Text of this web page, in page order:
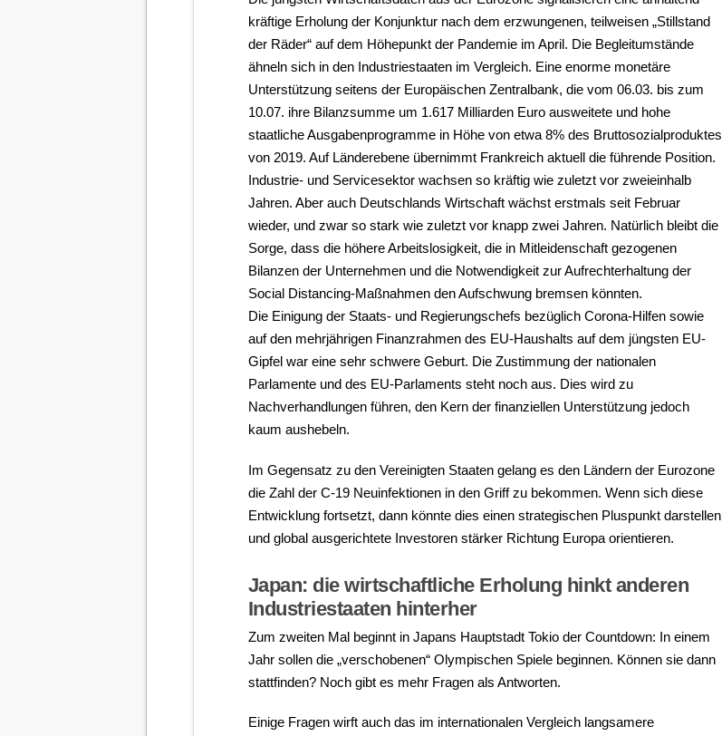
kräftige Erholung der Konjunktur nach dem erzwungenen, teilweisen „Stillstand
der Räder“ auf dem Höhepunkt der Pandemie im April. Die Begleitumstände
ähneln sich in den Industriestaaten im Vergleich. Eine enorme monetäre
Unterstützung seitens der Europäischen Zentralbank, die vom 06.03. bis zum
10.07. ihre Bilanzsumme um 1.617 Milliarden Euro ausweitete und hohe
staatliche Ausgabenprogramme in Höhe von etwa 8% des Bruttosozialproduktes
von 2019. Auf Länderebene übernimmt Frankreich aktuell die führende Position.
Industrie- und Servicesektor wachsen so kräftig wie zuletzt vor zweieinhalb
Jahren. Aber auch Deutschlands Wirtschaft wächst erstmals seit Februar
wieder, und zwar so stark wie zuletzt vor knapp zwei Jahren. Natürlich bleibt die
Sorge, dass die höhere Arbeitslosigkeit, die in Mitleidenschaft gezogenen
Bilanzen der Unternehmen und die Notwendigkeit zur Aufrechterhaltung der
Social Distancing-Maßnahmen den Aufschwung bremsen könnten.
Die Einigung der Staats- und Regierungschefs bezüglich Corona-Hilfen sowie
auf den mehrjährigen Finanzrahmen des EU-Haushalts auf dem jüngsten EU-
Gipfel war eine sehr schwere Geburt. Die Zustimmung der nationalen
Parlamente und des EU-Parlaments steht noch aus. Dies wird zu
Nachverhandlungen führen, den Kern der finanziellen Unterstützung jedoch
kaum aushebeln.
Im Gegensatz zu den Vereinigten Staaten gelang es den Ländern der Eurozone
die Zahl der C-19 Neuinfektionen in den Griff zu bekommen. Wenn sich diese
Entwicklung fortsetzt, dann könnte dies einen strategischen Pluspunkt darstellen
und global ausgerichtete Investoren stärker Richtung Europa orientieren.
Japan: die wirtschaftliche Erholung hinkt anderen
Industriestaaten hinterher
Zum zweiten Mal beginnt in Japans Hauptstadt Tokio der Countdown: In einem
Jahr sollen die „verschobenen“ Olympischen Spiele beginnen. Können sie dann
stattfinden? Noch gibt es mehr Fragen als Antworten.
Einige Fragen wirft auch das im internationalen Vergleich langsamere